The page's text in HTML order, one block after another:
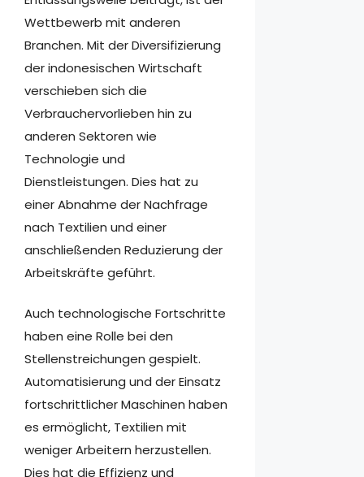
Wettbewerb mit anderen
Branchen. Mit der Diversifizierung
der indonesischen Wirtschaft
verschieben sich die
Verbrauchervorlieben hin zu
anderen Sektoren wie
Technologie und
Dienstleistungen. Dies hat zu
einer Abnahme der Nachfrage
nach Textilien und einer
anschließenden Reduzierung der
Arbeitskräfte geführt.
Auch technologische Fortschritte
haben eine Rolle bei den
Stellenstreichungen gespielt.
Automatisierung und der Einsatz
fortschrittlicher Maschinen haben
es ermöglicht, Textilien mit
weniger Arbeitern herzustellen.
Dies hat die Effizienz und